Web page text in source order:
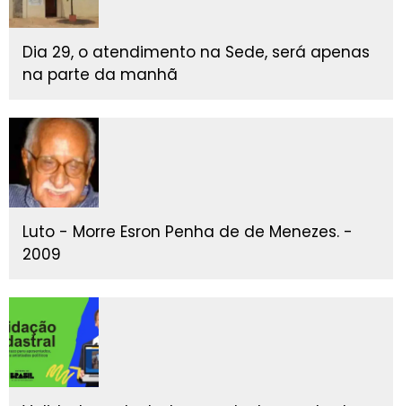
Dia 29, o atendimento na Sede, será apenas
na parte da manhã
Luto - Morre Esron Penha de de Menezes. -
2009